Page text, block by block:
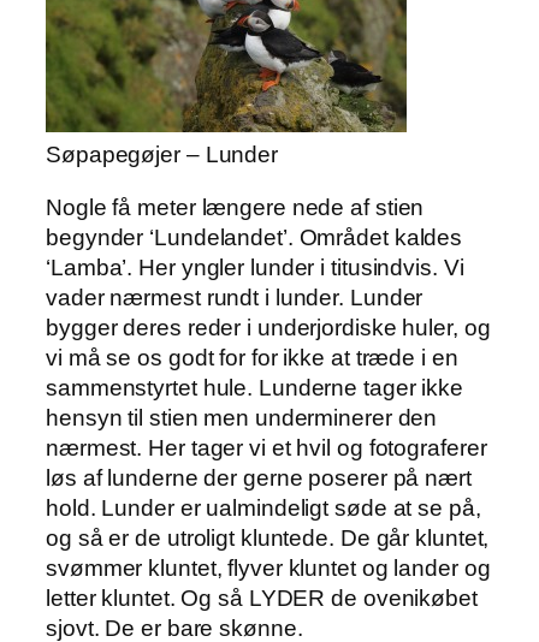
Søpapegøjer – Lunder
Nogle få meter længere nede af stien
begynder ‘Lundelandet’. Området kaldes
‘Lamba’. Her yngler lunder i titusindvis. Vi
vader nærmest rundt i lunder. Lunder
bygger deres reder i underjordiske huler, og
vi må se os godt for for ikke at træde i en
sammenstyrtet hule. Lunderne tager ikke
hensyn til stien men underminerer den
nærmest. Her tager vi et hvil og fotograferer
løs af lunderne der gerne poserer på nært
hold. Lunder er ualmindeligt søde at se på,
og så er de utroligt kluntede. De går kluntet,
svømmer kluntet, flyver kluntet og lander og
letter kluntet. Og så LYDER de ovenikøbet
sjovt. De er bare skønne.